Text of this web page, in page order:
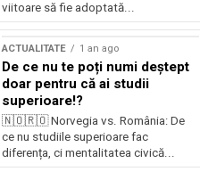
viitoare să fie adoptată...
ACTUALITATE 1 an ago
De ce nu te poți numi deștept
doar pentru că ai studii
superioare!?
🇳🇴🇷🇴 Norvegia vs. România: De
ce nu studiile superioare fac
diferența, ci mentalitatea civică...